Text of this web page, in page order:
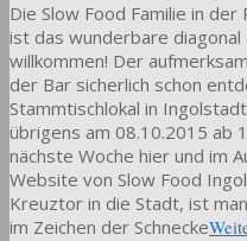
Die Slow Food Familie in
ist das wunderbare
willkommen! Der
der Bar sicherlich schon
Stammtischlokal in
übrigens am 08.10.2015 ab
nächste Woche hier und im
Website von Slow Food
Kreuztor in die Stadt, ist
im Zeichen der Schnecke